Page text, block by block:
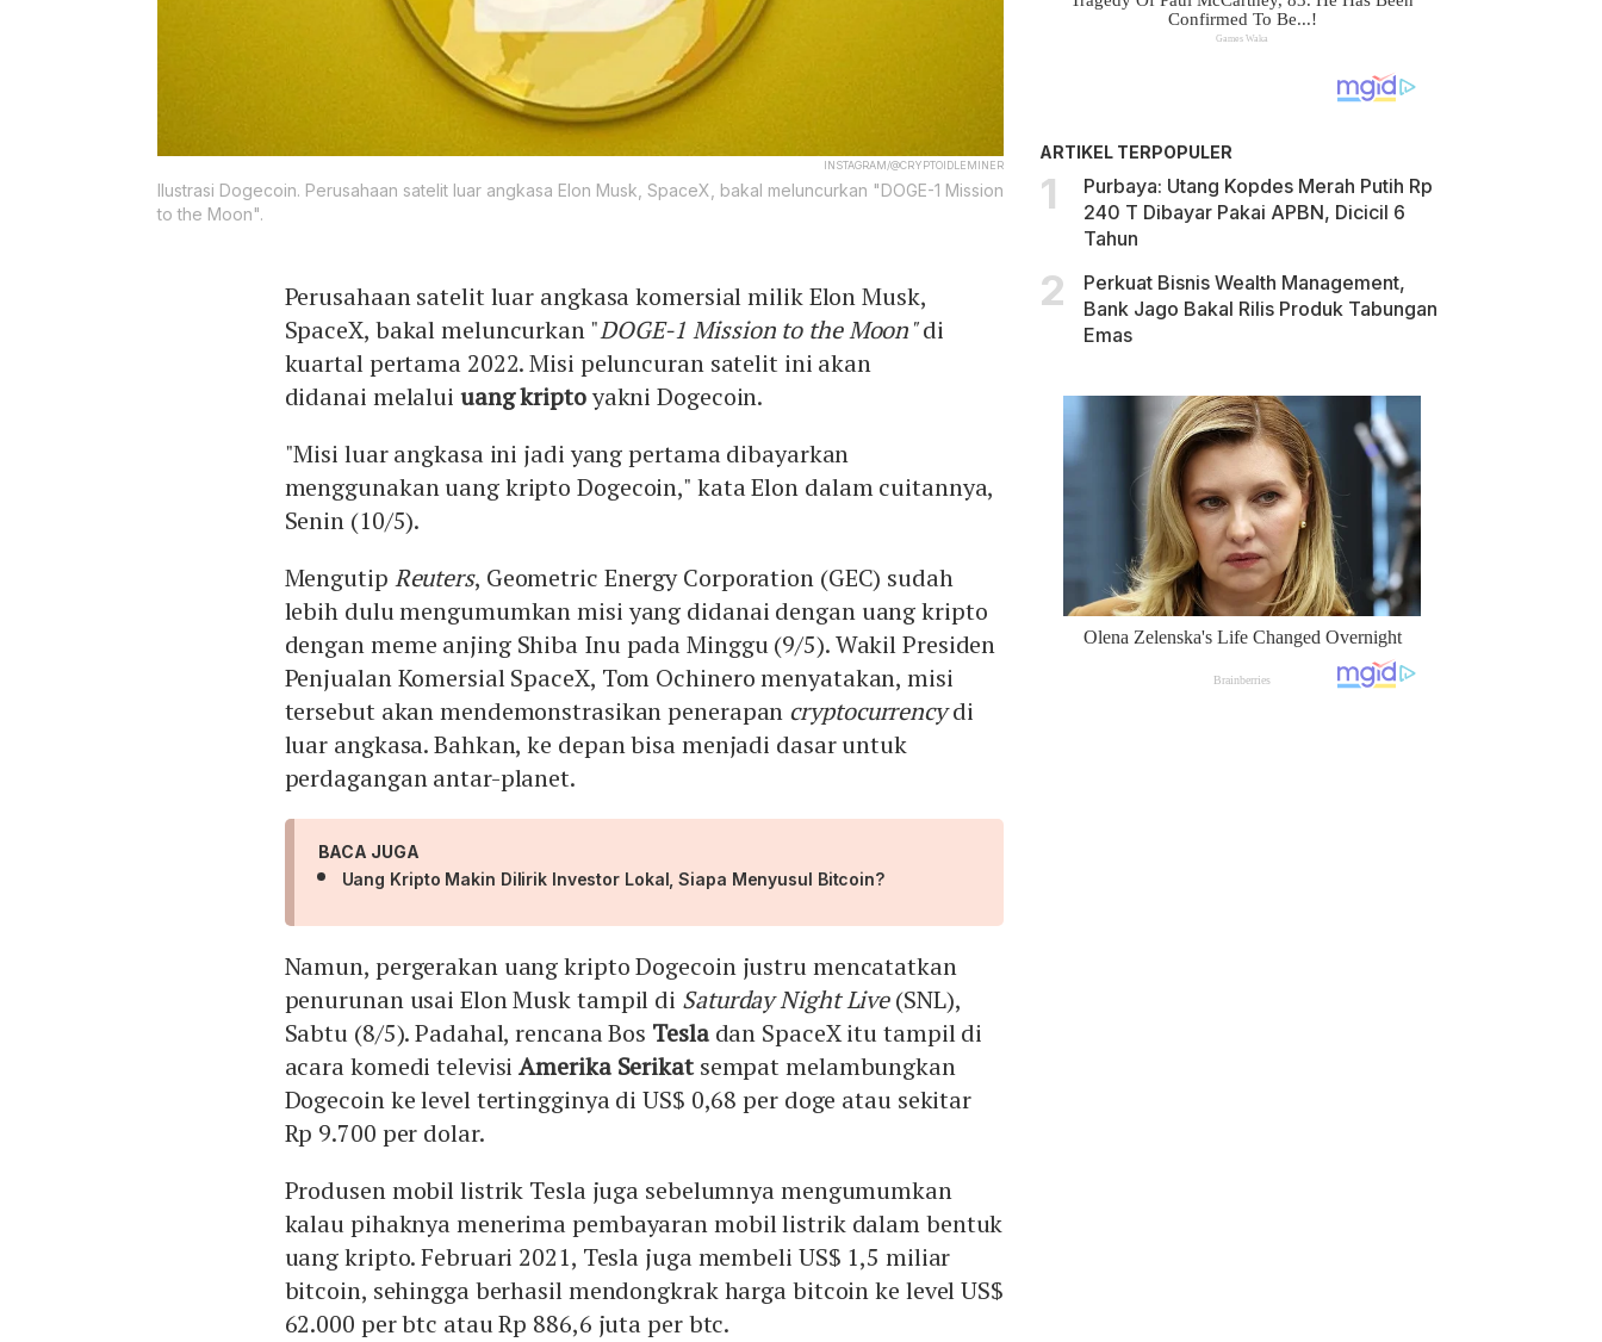
INSTAGRAM/@CRYPTOIDLEMINER
Ilustrasi Dogecoin. Perusahaan satelit luar angkasa Elon Musk, SpaceX, bakal meluncurkan "DOGE-1 Mission
to the Moon".
Perusahaan satelit luar angkasa komersial milik Elon Musk,
SpaceX, bakal meluncurkan "DOGE-1 Mission to the Moon"di
kuartal pertama 2022. Misi peluncuran satelit ini akan
didanai melalui uang kriptoyakni Dogecoin.
"Misi luar angkasa ini jadi yang pertama dibayarkan
menggunakan uang kripto Dogecoin," kata Elon dalam cuitannya,
Senin (10/5).
Mengutip Reuters, Geometric Energy Corporation (GEC) sudah
lebih dulu mengumumkan misi yang didanai dengan uang kripto
dengan meme anjing Shiba Inu pada Minggu (9/5). Wakil Presiden
Penjualan Komersial SpaceX, Tom Ochinero menyatakan, misi
tersebut akan mendemonstrasikan penerapan cryptocurrencydi
luar angkasa. Bahkan, ke depan bisa menjadi dasar untuk
perdagangan antar-planet.
BACA JUGA
Uang Kripto Makin Dilirik Investor Lokal, Siapa Menyusul Bitcoin?
Namun, pergerakan uang kripto Dogecoin justru mencatatkan
penurunan usai Elon Musk tampil di Saturday Night Live(SNL),
Sabtu (8/5). Padahal, rencana Bos Tesla dan SpaceX itu tampil di
acara komedi televisiAmerika Serikatsempat melambungkan
Dogecoin ke level tertingginya di US$ 0,68 per doge atau sekitar
Rp 9.700 per dolar.
Produsen mobil listrik Tesla juga sebelumnya mengumumkan
kalau pihaknya menerima pembayaran mobil listrik dalam bentuk
uang kripto. Februari 2021, Tesla juga membeli US$ 1,5 miliar
bitcoin, sehingga berhasil mendongkrak harga bitcoin ke level US$
62.000 per btc atau Rp 886,6 juta per btc.
ARTIKEL TERPOPULER
Purbaya: Utang Kopdes Merah Putih Rp
240 T Dibayar Pakai APBN, Dicicil 6
Tahun
Perkuat Bisnis Wealth Management,
Bank Jago Bakal Rilis Produk Tabungan
Emas